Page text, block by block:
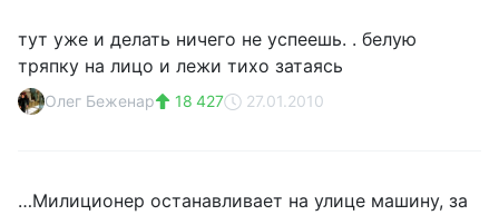
тут уже и делать ничего не успеешь. . белую
тряпку на лицо и лежи тихо затаясь
Олег Беженар 18 427 27.01.2010
…Милиционер останавливает на улице машину, за